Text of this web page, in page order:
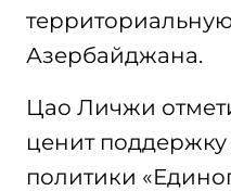
Азербайджана.
Цао Личжи
ценит
политики